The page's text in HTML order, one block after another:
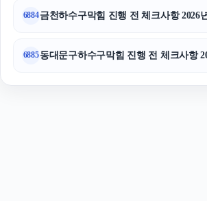
6884금천하수구막힘 진행 전 체크사항 2026
6885동대문구하수구막힘 진행 전 체크사항